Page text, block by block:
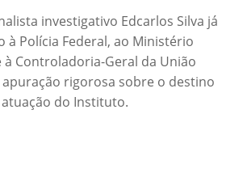
investigativo Edcarlos Silva já
à Polícia Federal, ao Ministério
à Controladoria-Geral da União
apuração rigorosa sobre o destino
do Instituto.